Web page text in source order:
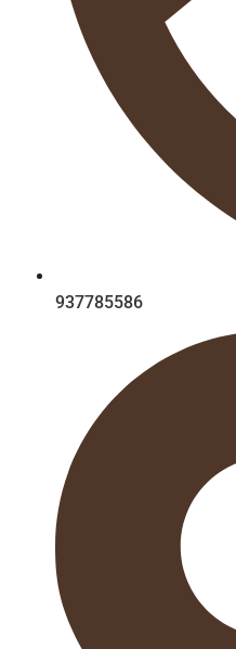
937785586